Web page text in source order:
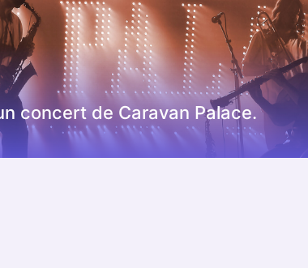
concert de Caravan Palace.